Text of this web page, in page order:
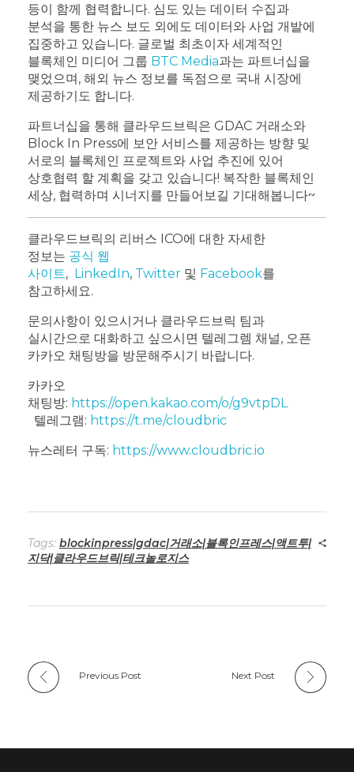
등이 함께 협력합니다. 심도 있는 데이터 수집과
분석을 통한 뉴스 보도 외에도 데이터와 사업 개발에
집중하고 있습니다. 글로벌 최초이자 세계적인
블록체인 미디어 그룹 BTC Media과는 파트너십을
맺었으며, 해외 뉴스 정보를 독점으로 국내 시장에
제공하기도 합니다.
파트너십을 통해 클라우드브릭은 GDAC 거래소와
Block In Press에 보안 서비스를 제공하는 방향 및
서로의 블록체인 프로젝트와 사업 추진에 있어
상호협력 할 계획을 갖고 있습니다! 복작한 블록체인
세상, 협력하며 시너지를 만들어보길 기대해봅니다~
클라우드브릭의 리버스 ICO에 대한 자세한
정보는 공식 웹
사이트, LinkedIn, Twitter 및 Facebook를
참고하세요.
문의사항이 있으시거나 클라우드브릭 팀과
실시간으로 대화하고 싶으시면 텔레그렘 채널, 오픈
카카오 채팅방을 방문해주시기 바랍니다.
카카오
채팅방: https://open.kakao.com/o/g9vtpDL
텔레그램: https://t.me/cloudbric
뉴스레터 구독: https://www.cloudbric.io
Tags: blockinpress|gdac|거래소|블록인프레스|액트투|
지닥|클라우드브릭|테크놀로지스
Previous Post Next Post